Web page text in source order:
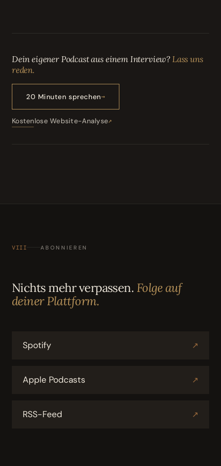
Dein eigener Podcast aus einem Interview?Lass uns
reden.
20 Minuten sprechen
Kostenlose Website-Analyse
VIII ABONNIEREN
Nichts mehr verpassen. Folge auf
deiner Plattform.
Spotify ↗
Apple Podcasts ↗
RSS-Feed ↗